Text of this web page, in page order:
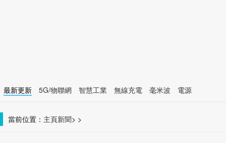
最新更新 5G/物聯網 智慧工業 無線充電 毫米波
電源
當前位置： 主頁 >
新聞 >